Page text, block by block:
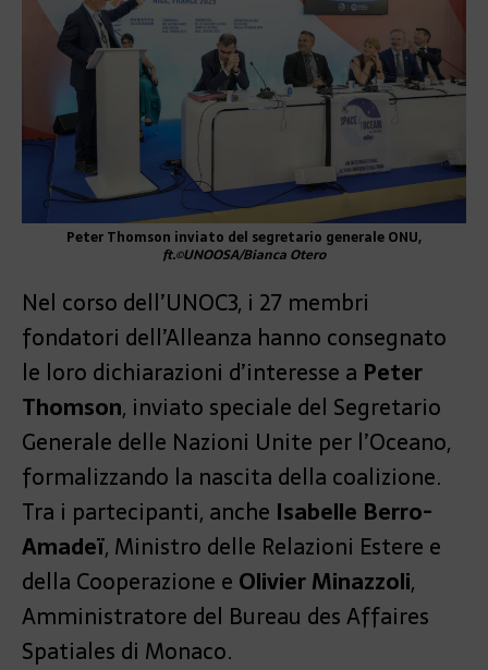
Peter Thomson inviato del segretario generale ONU,
ft.©UNOOSA/Bianca Otero
Nel corso dell’UNOC3, i 27 membri
fondatori dell’Alleanza hanno consegnato
le loro dichiarazioni d’interesse a Peter
Thomson, inviato speciale del Segretario
Generale delle Nazioni Unite per l’Oceano,
formalizzando la nascita della coalizione.
Tra i partecipanti, anche Isabelle Berro-
Amadeï, Ministro delle Relazioni Estere e
della Cooperazione e Olivier Minazzoli,
Amministratore del Bureau des Affaires
Spatiales di Monaco.